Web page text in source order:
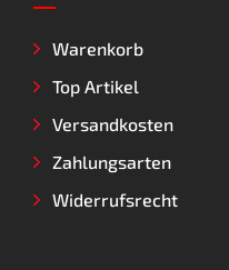
Warenkorb
Top Artikel
Versandkosten
Zahlungsarten
Widerrufsrecht